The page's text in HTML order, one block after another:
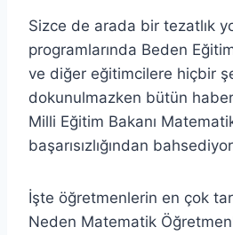
Sizce de arada bir tezatlık
programlarında Beden
ve diğer eğitimcilere hiçbir
dokunulmazken bütün
Milli Eğitim Bakanı
başarısızlığından
İşte öğretmenlerin en çok
Neden Matematik